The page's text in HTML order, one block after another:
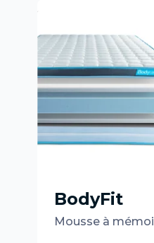
BodyFit
Mousse à